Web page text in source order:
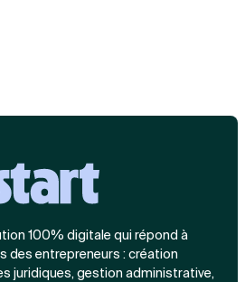
100% digitale qui répond à
des entrepreneurs : création
juridiques, gestion administrative,